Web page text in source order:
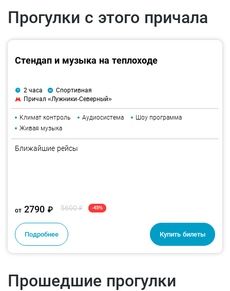
Прогулки с этого причала
Мероприятие строго 18+
Стендап и музыка на теплоходе
2 часа
Спортивная
Причал «Лужники-Северный»
Климат контроль Аудиосистема
Шоу программа
Живая музыка
Ближайшие рейсы
от 2790 ₽ 5600₽ -45%
Подробнее Купить билеты
Прошедшие прогулки